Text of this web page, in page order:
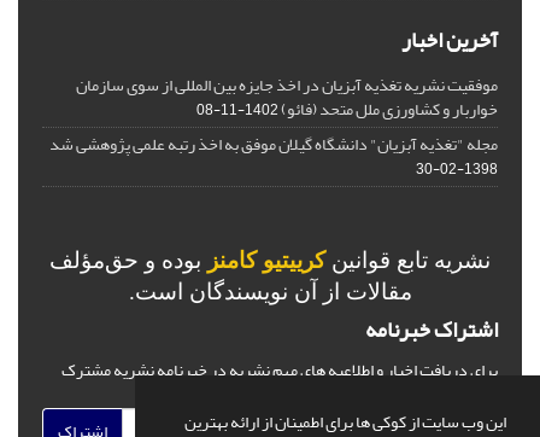
این وب سایت از کوکی ها برای اطمینان از ارائه بهترین
آخرین اخبار
موفقیت نشریه تغذیه آبزیان در اخذ جایزه بین المللی از سوی سازمان
خواربار و کشاورزی ملل متحد (فائو)1402-11-08
مجله "تغذیه آبزیان" دانشگاه گیلان موفق به اخذ رتبه علمی پژوهشی شد
1398-02-30
نشریه تابع قوانینکرییتیو کامنز بوده و حق‌مؤلف
مقالات از آن نویسندگان است.
اشتراک خبرنامه
برای دریافت اخبار و اطلاعیه های مهم نشریه در خبرنامه نشریه مشترک